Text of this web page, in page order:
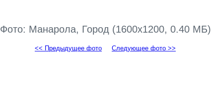
Фото: Манарола, Город (1600x1200, 0.40 МБ)
<< Предыдущее фото Следующее фото >>